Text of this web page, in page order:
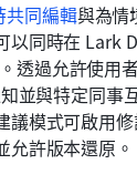
共同編輯與為情
同時在 Lark
透過允許使用
並與特定同事
議模式可啟用
允許版本還原。